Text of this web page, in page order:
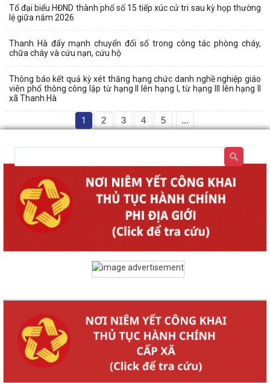
Tổ đại biểu HĐND thành phố số 15 tiếp xúc cử tri sau kỳ họp thường
lệ giữa năm 2026
Thanh Hà đẩy mạnh chuyển đổi số trong công tác phòng cháy,
chữa cháy và cứu nạn, cứu hộ
Thông báo kết quả kỳ xét thăng hạng chức danh nghề nghiệp giáo
viên phổ thông công lập từ hạng II lên hạng I, từ hạng III lên hạng II
xã Thanh Hà
1 2 3 4 5 ...